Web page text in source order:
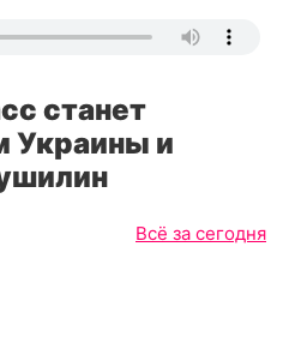
станет
Украины и
Всё за сегодня